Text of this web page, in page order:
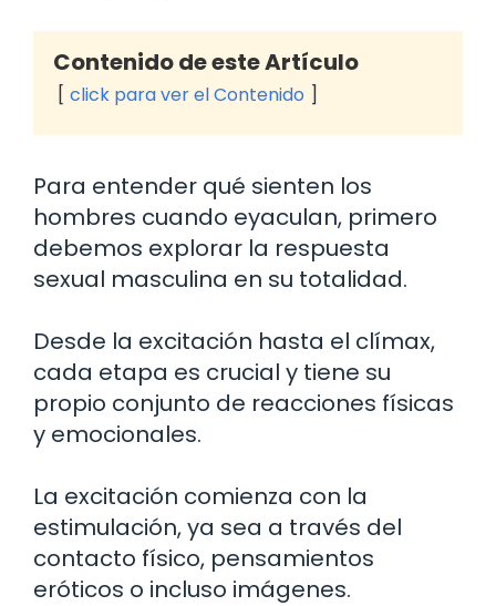
Contenido de este Artículo
click para ver el Contenido
Para entender qué sienten los
hombres cuando eyaculan, primero
debemos explorar la respuesta
sexual masculina en su totalidad.
Desde la excitación hasta el clímax,
cada etapa es crucial y tiene su
propio conjunto de reacciones físicas
y emocionales.
La excitación comienza con la
estimulación, ya sea a través del
contacto físico, pensamientos
eróticos o incluso imágenes.